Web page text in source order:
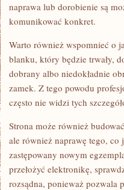
naprawa lub dorobienie są
komunikować konkret.
Warto również wspomnieć o
blanku, który będzie trwały,
dobrany albo niedokładnie
zamek. Z tego powodu
często nie widzi tych
Strona może również
ale również naprawę tego,
zastępowany nowym
przełożyć elektronikę,
rozsądna, ponieważ pozwala